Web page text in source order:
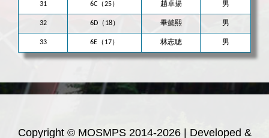
31 6C（25） 趙卓揚 男
32 6D（18） 畢懿熙 男
33 6E（17） 林志聰 男
Copyright © MOSMPS 2014-2026 | Developed &